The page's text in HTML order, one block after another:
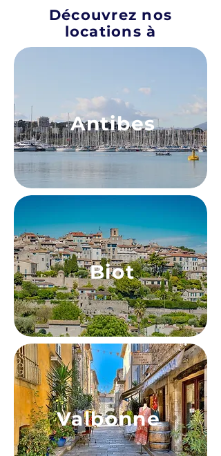
Découvrez nos
locations à
Antibes
Biot
Valbonne